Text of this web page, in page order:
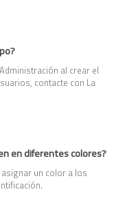
al crear el
contacte con La
en diferentes colores?
un color a los